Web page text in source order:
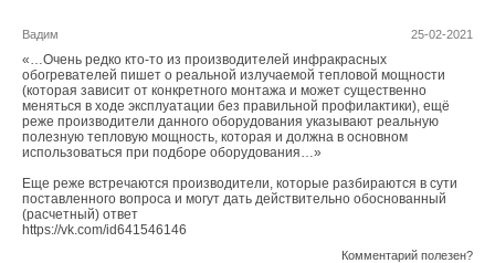
25-02-2021
Вадим
«…Очень редко кто-то из производителей инфракрасных
обогревателей пишет о реальной излучаемой тепловой мощности
(которая зависит от конкретного монтажа и может существенно
меняться в ходе эксплуатации без правильной профилактики), ещё
реже производители данного оборудования указывают реальную
полезную тепловую мощность, которая и должна в основном
использоваться при подборе оборудования…»
Еще реже встречаются производители, которые разбираются в сути
поставленного вопроса и могут дать действительно обоснованный
(расчетный) ответ
https://vk.com/id641546146
Комментарий полезен?
Уведомления отключены
Комментарии
В этой теме еще нет комментариев
Многоступенчатая система очистки максимально
очищает поступающий воздух
Клапаны
Уже на входе и выходе в приточной установке
устанавливаются клапаны с высоким классом герметичности
(по четвёртому классу), тяги и рычаги вынесены из
проточной части, применён пружинный возврат
на сервоприводе и используется только фланцевое